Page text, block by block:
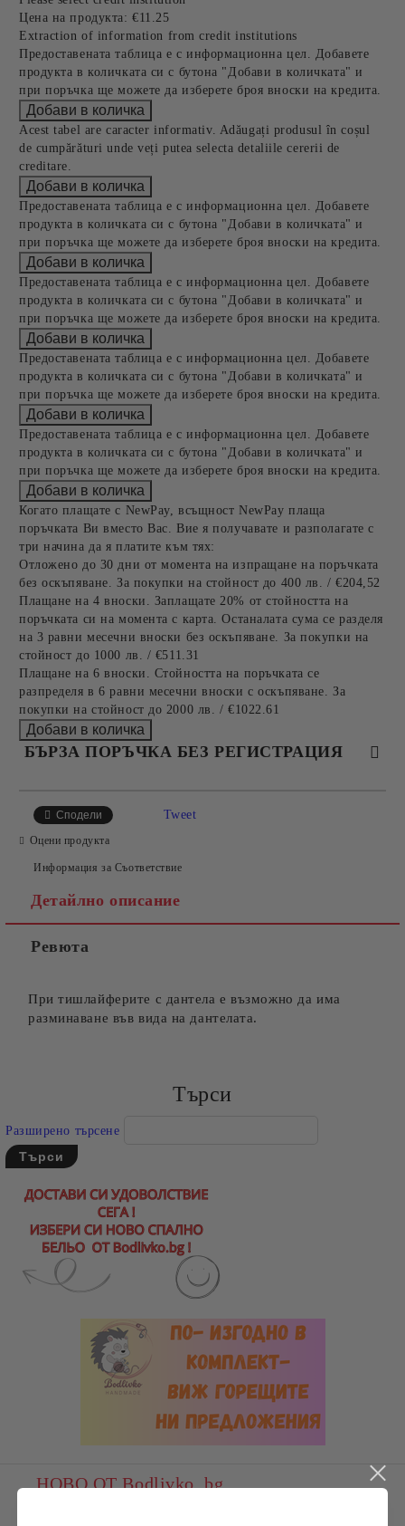
Цена на продукта: €11.25
Extraction of information from credit institutions
Предоставената таблица е с информационна цел. Добавете
продукта в количката си с бутона "Добави в количката" и
при поръчка ще можете да изберете броя вноски на кредита.
Acest tabel are caracter informativ. Adăugați produsul în coșul
de cumpărături unde veți putea selecta detaliile cererii de
creditare.
Предоставената таблица е с информационна цел. Добавете
продукта в количката си с бутона "Добави в количката" и
при поръчка ще можете да изберете броя вноски на кредита.
Предоставената таблица е с информационна цел. Добавете
продукта в количката си с бутона "Добави в количката" и
при поръчка ще можете да изберете броя вноски на кредита.
Предоставената таблица е с информационна цел. Добавете
продукта в количката си с бутона "Добави в количката" и
при поръчка ще можете да изберете броя вноски на кредита.
Предоставената таблица е с информационна цел. Добавете
продукта в количката си с бутона "Добави в количката" и
при поръчка ще можете да изберете броя вноски на кредита.
Когато плащате с NewPay, всъщност NewPay плаща
поръчката Ви вместо Вас. Вие я получавате и разполагате с
три начина да я платите към тях:
Отложено до 30 дни от момента на изпращане на поръчката
без оскъпяване. За покупки на стойност до 400 лв. / €204,52
Плащане на 4 вноски. Заплащате 20% от стойността на
поръчката си на момента с карта. Останалата сума се разделя
на 3 равни месечни вноски без оскъпяване. За покупки на
стойност до 1000 лв. / €511.31
Плащане на 6 вноски. Стойността на поръчката се
разпределя в 6 равни месечни вноски с оскъпяване. За
покупки на стойност до 2000 лв. / €1022.61
БЪРЗА ПОРЪЧКА БЕЗ РЕГИСТРАЦИЯ
Ние ще се свържем с вас в рамките на работния ден.
Сподели Tweet
Оцени продукта
Информация за Съответствие
Детайлно описание
Ревюта
При тишлайферите с дантела е възможно да има
разминаване във вида на дантелата.
Търси
Разширено търсене
НОВО ОТ Bodlivko. bg